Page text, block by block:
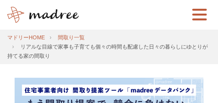
マドリーHOME
間取り一覧
リアルな目線で家事も子育ても個々の時間も配慮した日々の暮らしにゆとりが
持てる家の間取り